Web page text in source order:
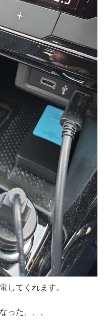
してくれます。
った、、、